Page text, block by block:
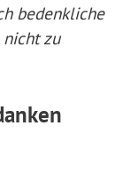
bedenkliche
zu